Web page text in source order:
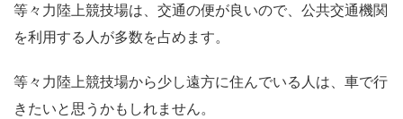
等々力陸上競技場は、交通の便が良いので、公共交通機関
を利用する人が多数を占めます。
等々力陸上競技場から少し遠方に住んでいる人は、車で行
きたいと思うかもしれません。